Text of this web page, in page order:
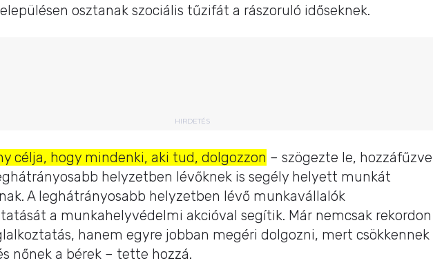
osztanak szociális tűzifát a rászoruló időseknek.
HIRDETÉS
célja, hogy mindenki, aki tud, dolgozzon – szögezte le,
helyzetben lévőknek is segély helyett munkát
A leghátrányosabb helyzetben lévő munkavállalók
a munkahelyvédelmi akcióval segítik. Már nemcsak rekordon
hanem egyre jobban megéri dolgozni, mert csökkennek
nőnek a bérek – tette hozzá.